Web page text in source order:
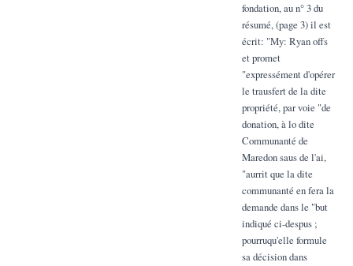
fondation, au n° 3 du
résumé, (page 3) il est
écrit: "My: Ryan offs
et promet
"expressément d'opérer
le trausfert de la dite
propriété, par voie "de
donation, à lo dite
Communanté de
Maredon saus de l'ai,
"aurrit que la dite
communanté en fera la
demande dans le "but
indiqué ci-despus ;
pourruqu'elle formule
sa décision dans